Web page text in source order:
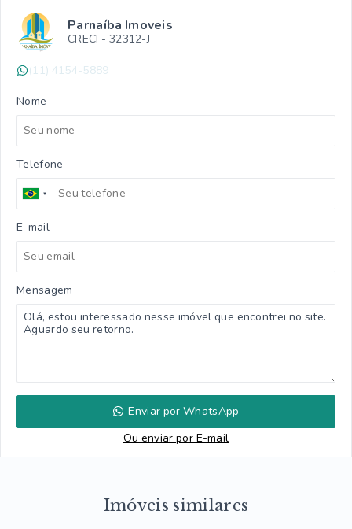
Parnaíba Imoveis
CRECI - 32312-J
(11) 4154-5889
Nome
Telefone
E-mail
Mensagem
Enviar por WhatsApp
Ou enviar por E-mail
Imóveis similares